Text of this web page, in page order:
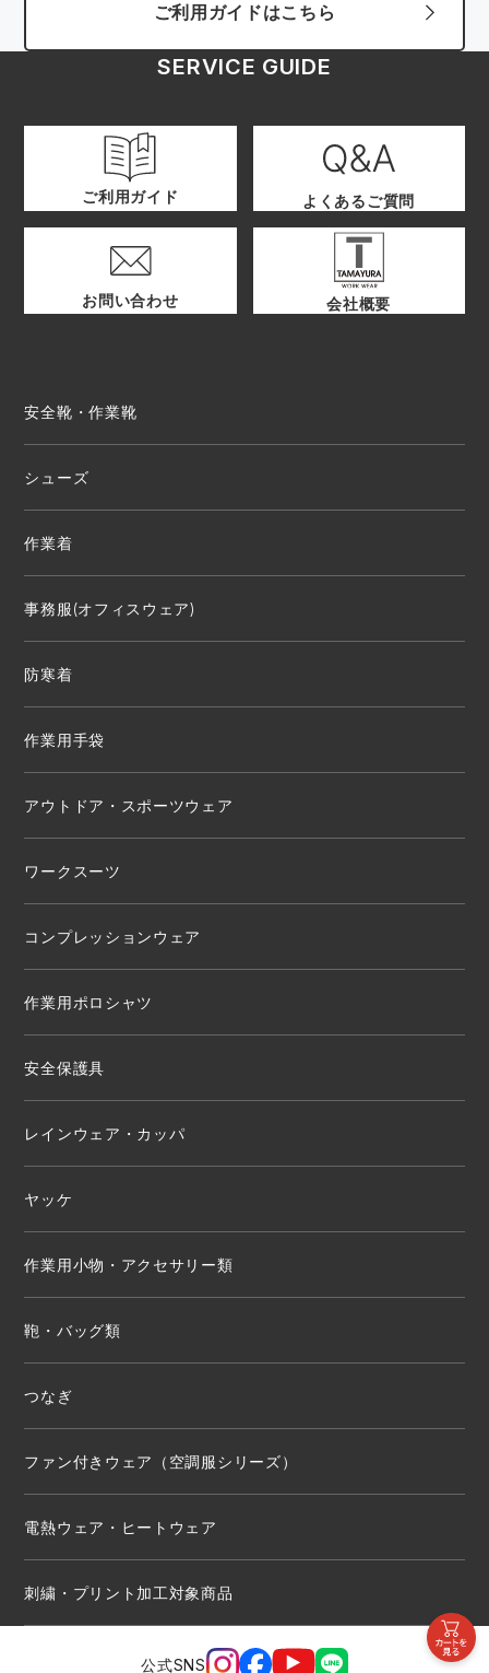
ご利用ガイドはこちら
SERVICE GUIDE
ご利用ガイド よくあるご質問
お問い合わせ 会社概要
安全靴・作業靴
シューズ
作業着
事務服(オフィスウェア)
防寒着
作業用手袋
アウトドア・スポーツウェア
ワークスーツ
コンプレッションウェア
作業用ポロシャツ
安全保護具
レインウェア・カッパ
ヤッケ
作業用小物・アクセサリー類
鞄・バッグ類
つなぎ
ファン付きウェア（空調服シリーズ）
電熱ウェア・ヒートウェア
刺繍・プリント加工対象商品
公式SNS